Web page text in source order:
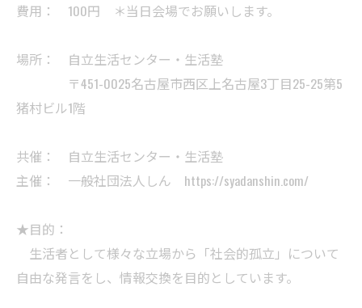
費用： 100円 ＊当日会場でお願いします。
場所： 自立生活センター・生活塾
〒451-0025名古屋市西区上名古屋3丁目25-25第5
猪村ビル1階
共催： 自立生活センター・生活塾
主催： 一般社団法人しん https://syadanshin.com/
★目的：
生活者として様々な立場から「社会的孤立」について
自由な発言をし、情報交換を目的としています。